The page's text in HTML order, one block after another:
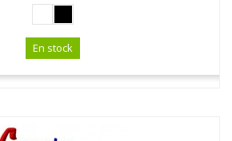
En stock